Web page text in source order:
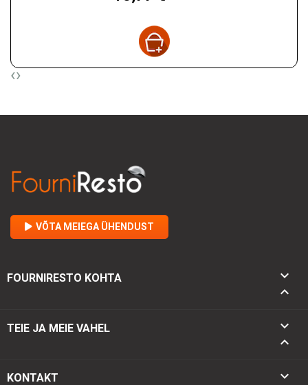
‹›
VÕTA MEIEGA ÜHENDUST
FOURNIRESTO KOHTA


TEIE JA MEIE VAHEL


KONTAKT
keyboard_arrow_down